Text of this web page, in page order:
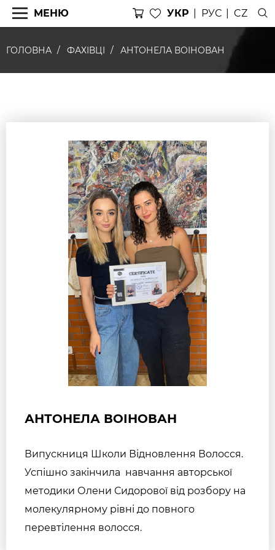
МЕНЮ УКР РУС CZ
ГОЛОВНА ФАХІВЦІ АНТОНЕЛА ВОІНОВАН
АНТОНЕЛА ВОІНОВАН
Випускниця Школи Відновлення Волосся.
Успішно закінчила навчання авторської
методики Олени Сидорової від розбору на
молекулярному рівні до повного
перевтілення волосся.